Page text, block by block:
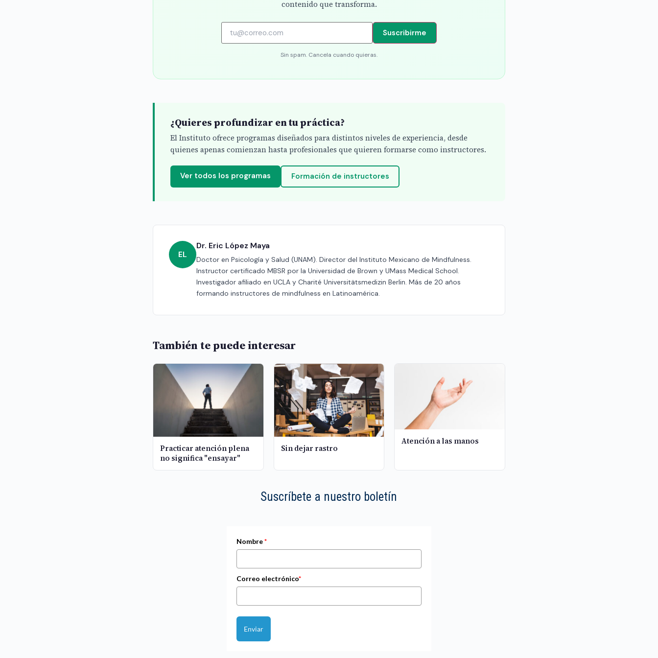
contenido que transforma.
Suscribirme
Sin spam. Cancela cuando quieras.
¿Quieres profundizar en tu práctica?
El Instituto ofrece programas diseñados para distintos niveles de experiencia, desde
quienes apenas comienzan hasta profesionales que quieren formarse como instructores.
Ver todos los programas Formación de instructores
EL
Dr. Eric López Maya
Doctor en Psicología y Salud (UNAM). Director del Instituto Mexicano de Mindfulness.
Instructor certificado MBSR por la Universidad de Brown y UMass Medical School.
Investigador afiliado en UCLA y Charité Universitätsmedizin Berlin. Más de 20 años
formando instructores de mindfulness en Latinoamérica.
También te puede interesar
Practicar atención plena
no significa "ensayar"
Sin dejar rastro
Atención a las manos
Suscríbete a nuestro boletín
Nombre*
Correo electrónico*
Enviar